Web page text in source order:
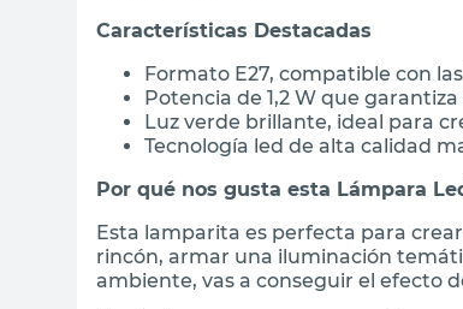
Características Destacadas
Formato E27, compatible con
Potencia de 1,2 W que
Luz verde brillante, ideal para
Tecnología led de alta calidad
Por qué nos gusta esta Lámpara
Esta lamparita es perfecta para
rincón, armar una iluminación
ambiente, vas a conseguir el efecto